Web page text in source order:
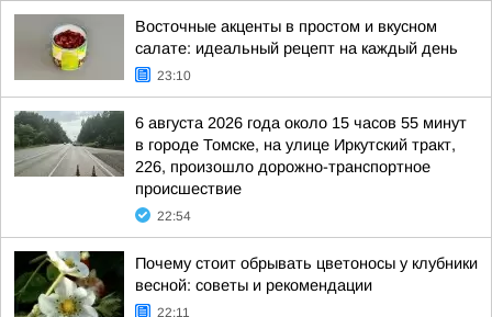
Восточные акценты в простом и вкусном
салате: идеальный рецепт на каждый день
23:10
6 августа 2026 года около 15 часов 55 минут
в городе Томске, на улице Иркутский тракт,
226, произошло дорожно-транспортное
происшествие
22:54
Почему стоит обрывать цветоносы у клубники
весной: советы и рекомендации
22:11